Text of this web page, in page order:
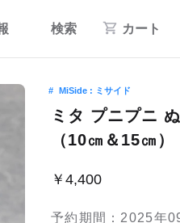
検索 カート
MiSide : ミサイド
ミタ プニプニ
（10㎝＆15㎝）
￥4,400
予約期間：2025年